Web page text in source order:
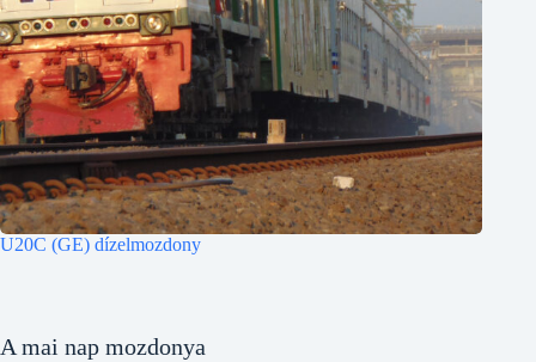
U20C (GE) dízelmozdony
A mai nap mozdonya